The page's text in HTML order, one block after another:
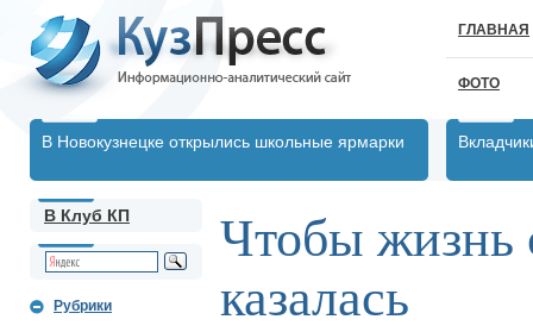
ГЛАВНАЯ
ФОТО
В Новокузнецке открылись школьные ярмарки
В Клуб КП
Рубрики
Чтобы жизнь
казалась